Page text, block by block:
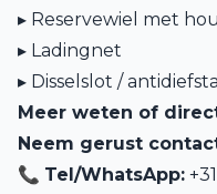
▸ Reservewiel met
▸ Ladingnet
▸ Disselslot /
Meer weten of
Neem gerust
📞 Tel/WhatsApp: